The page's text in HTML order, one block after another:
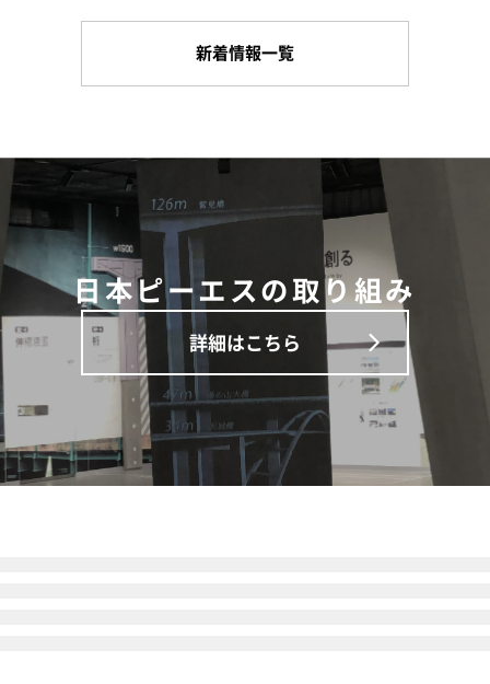
新着情報一覧
日本ピーエスの取り組み
詳細はこちら